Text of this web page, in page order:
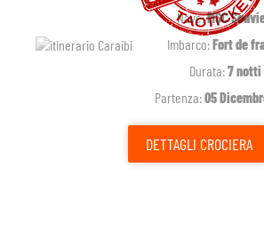
Nave:MSC
Imbarco:Fort de
Durata:7 notti
Partenza:05
DETTAGLI CROCIERA